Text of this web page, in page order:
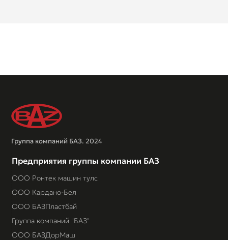
Группа компаний БАЗ. 2024
Предприятия группы компании БАЗ
ООО Ронтек машин тулс
ООО Кардано-Бел
ООО БАЗПластбай
Группа компаний "БАЗ"
ООО БАЗДорМаш